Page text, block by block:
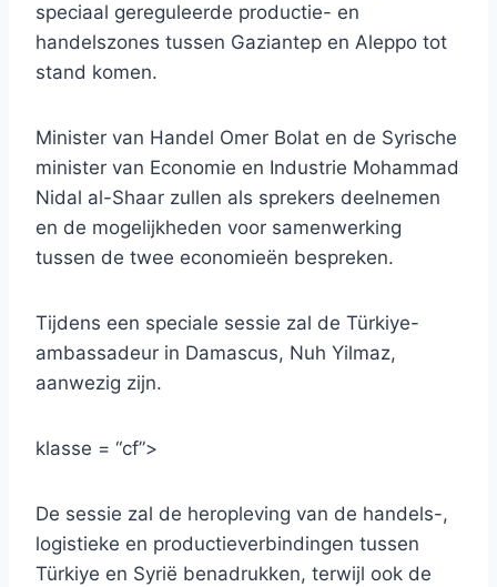
speciaal gereguleerde productie- en
handelszones tussen Gaziantep en Aleppo tot
stand komen.
Minister van Handel Omer Bolat en de Syrische
minister van Economie en Industrie Mohammad
Nidal al-Shaar zullen als sprekers deelnemen
en de mogelijkheden voor samenwerking
tussen de twee economieën bespreken.
Tijdens een speciale sessie zal de Türkiye-
ambassadeur in Damascus, Nuh Yilmaz,
aanwezig zijn.
klasse = “cf”>
De sessie zal de heropleving van de handels-,
logistieke en productieverbindingen tussen
Türkiye en Syrië benadrukken, terwijl ook de